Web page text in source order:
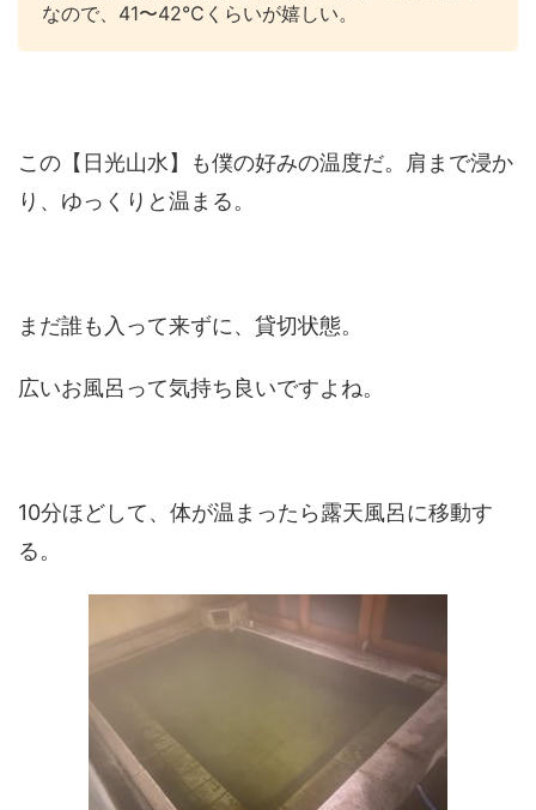
なので、41〜42℃くらいが嬉しい。
この【日光山水】も僕の好みの温度だ。肩まで浸か
り、ゆっくりと温まる。
まだ誰も入って来ずに、貸切状態。
広いお風呂って気持ち良いですよね。
10分ほどして、体が温まったら露天風呂に移動す
る。